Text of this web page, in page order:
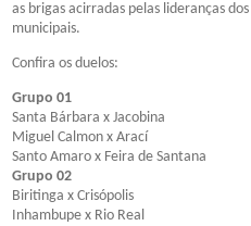
as brigas acirradas pelas lideranças
municipais.
Confira os duelos:
Grupo 01
Santa Bárbara x Jacobina
Miguel Calmon x Arací
Santo Amaro x Feira de Santana
Grupo 02
Biritinga x Crisópolis
Inhambupe x Rio Real